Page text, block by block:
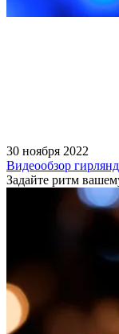
30 ноября 2022
Видеообзор
Задайте ритм